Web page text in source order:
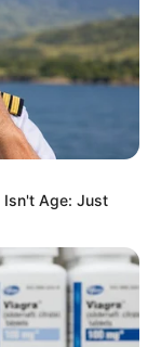
Isn't Age: Just